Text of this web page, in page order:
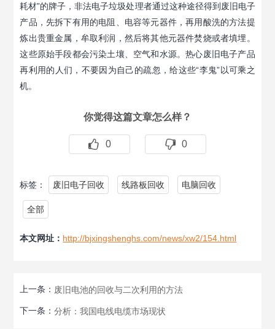
耗材”的牌子，非法电子垃圾处理者通过这种途径得到废旧电子
产品，先拆下有用的电阻、电容等元器件，再用酸洗的方法提
炼出贵重金属，牟取利润，然后将其他元器件焚烧或者填埋。
这些原始手段都会污染土壤、空气和水源。热心废旧电子产品
再利用的人们，不要因为自己的疏忽，给这些“李鬼”以可乘之
机。
你觉得这篇文章怎么样？
0 0
标签： 废旧电子回收 线路板回收 电脑回收
全部
本文网址： http://bjxingshenghs.com/news/xw2/154.html
上一条： 废旧电池的回收与二次利用的方法
下一条：分析：我国电线电缆市场现状